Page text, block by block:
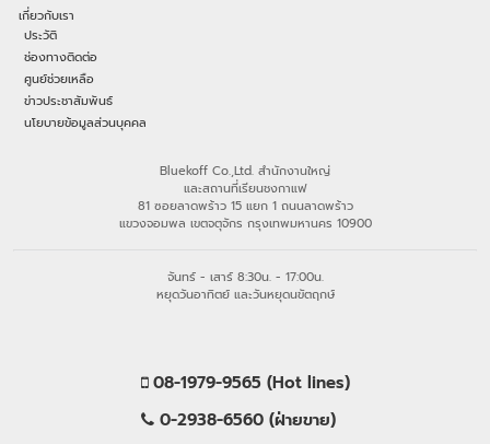
เกี่ยวกับเรา
ประวัติ
ช่องทางติดต่อ
ศูนย์ช่วยเหลือ
ข่าวประชาสัมพันธ์
นโยบายข้อมูลส่วนบุคคล
Bluekoff Co.,Ltd. สำนักงานใหญ่
และสถานที่เรียนชงกาแฟ
81 ซอยลาดพร้าว 15 แยก 1 ถนนลาดพร้าว
แขวงจอมพล เขตจตุจักร กรุงเทพมหานคร 10900
จันทร์ - เสาร์ 8:30น. - 17:00น.
หยุดวันอาทิตย์ และวันหยุดนขัตฤกษ์
08-1979-9565 (Hot lines)
0-2938-6560 (ฝ่ายขาย)